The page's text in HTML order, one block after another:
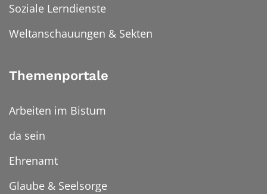
Soziale Lerndienste
Weltanschauungen & Sekten
Themenportale
Arbeiten im Bistum
da sein
Ehrenamt
Glaube & Seelsorge